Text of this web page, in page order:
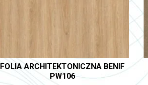
FOLIA ARCHITEKTONICZNA BENIF
PW106